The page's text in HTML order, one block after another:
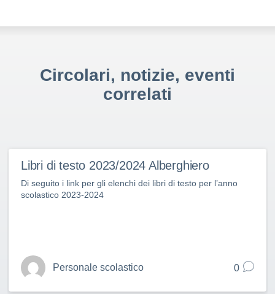
Circolari, notizie, eventi
correlati
Libri di testo 2023/2024 Alberghiero
Di seguito i link per gli elenchi dei libri di testo per l’anno
scolastico 2023-2024
Personale scolastico 0